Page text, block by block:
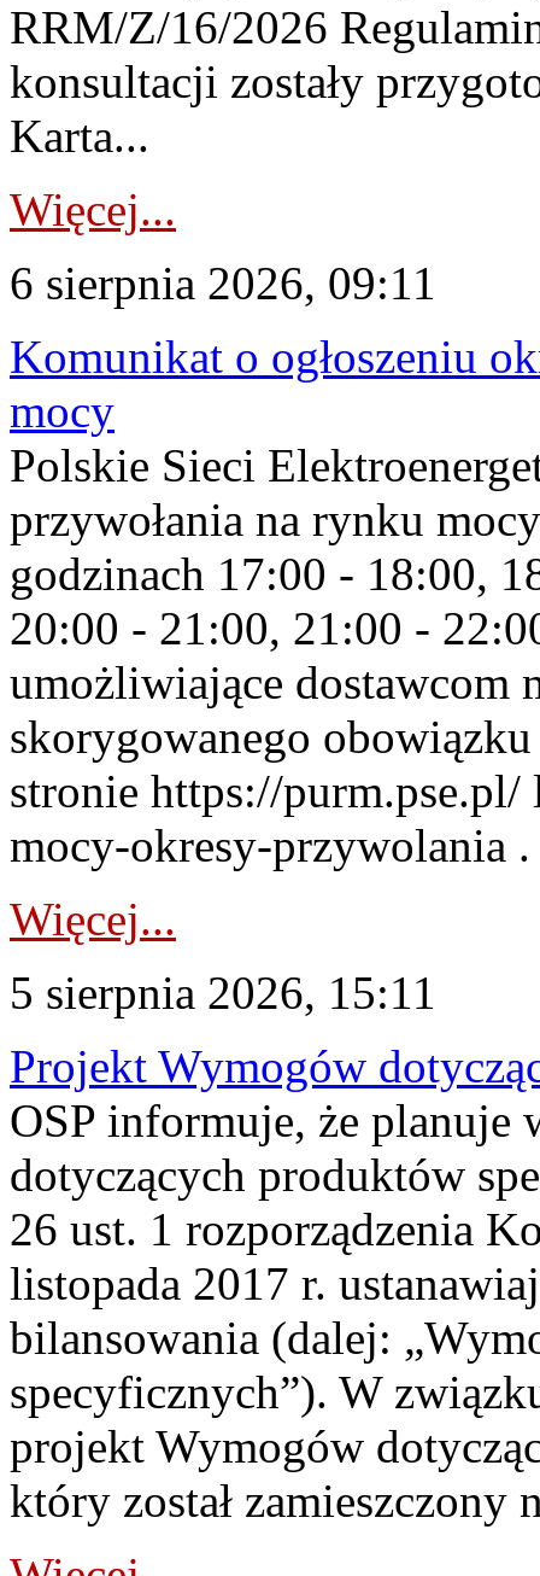
RRM/Z/16/2026
konsultacji zostały
Karta...
Więcej...
6 sierpnia 2026, 09:11
Komunikat o ogłoszeniu
mocy
Polskie Sieci
przywołania na rynku
godzinach 17:00 - 18:00,
20:00 - 21:00, 21:00 -
umożliwiające dostawcom
skorygowanego
stronie https://
mocy-okresy-przywolania
Więcej...
5 sierpnia 2026, 15:11
Projekt Wymogów
OSP informuje, że planuje
dotyczących produktów
26 ust. 1 rozporządzenia
listopada 2017 r.
bilansowania (dalej:
specyficznych”). W
projekt Wymogów
który został zamieszczony